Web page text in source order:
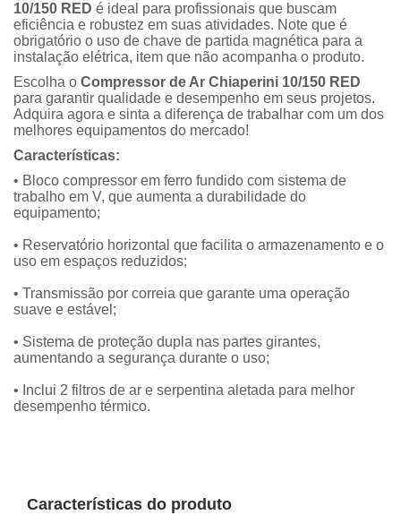
10/150 RED é ideal para profissionais que buscam
eficiência e robustez em suas atividades. Note que é
obrigatório o uso de chave de partida magnética para a
instalação elétrica, item que não acompanha o produto.
Escolha o Compressor de Ar Chiaperini 10/150 RED
para garantir qualidade e desempenho em seus projetos.
Adquira agora e sinta a diferença de trabalhar com um dos
melhores equipamentos do mercado!
Características:
• Bloco compressor em ferro fundido com sistema de
trabalho em V, que aumenta a durabilidade do
equipamento;
• Reservatório horizontal que facilita o armazenamento e o
uso em espaços reduzidos;
• Transmissão por correia que garante uma operação
suave e estável;
• Sistema de proteção dupla nas partes girantes,
aumentando a segurança durante o uso;
• Inclui 2 filtros de ar e serpentina aletada para melhor
desempenho térmico.
Características do produto